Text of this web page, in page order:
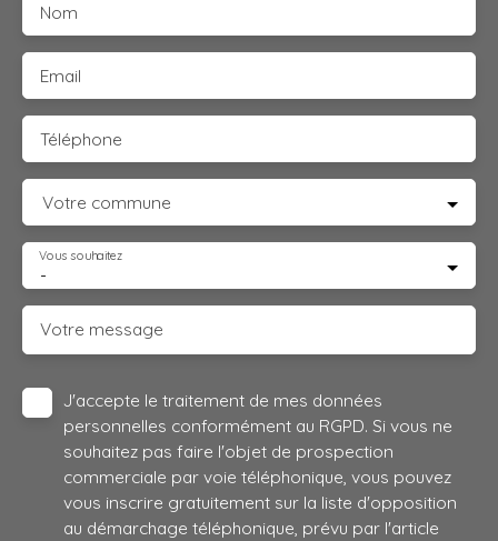
Nom
Email
Téléphone
Votre commune
-
Vous souhaitez
Votre message
J'accepte le traitement de mes données
personnelles conformément au RGPD. Si vous ne
souhaitez pas faire l'objet de prospection
commerciale par voie téléphonique, vous pouvez
vous inscrire gratuitement sur la liste d'opposition
au démarchage téléphonique, prévu par l'article